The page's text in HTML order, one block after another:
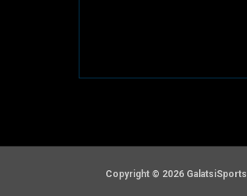
Copyright © 2026 GalatsiSports